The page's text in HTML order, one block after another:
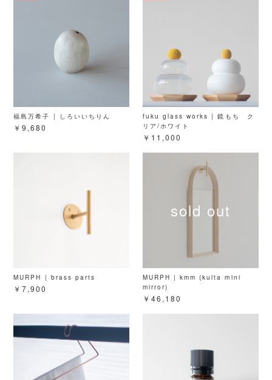
福島万希子 | しろいいちりん
￥9,680
fuku glass works | 鏡もち ク
リア/ホワイト
￥11,000
MURPH | brass parts
￥7,900
MURPH | kmm (kulta mini
mirror)
￥46,180